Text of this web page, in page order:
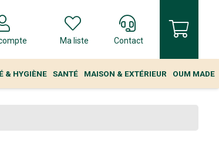
Ma liste Contact
& HYGIÈNE SANTÉ MAISON & EXTÉRIEUR OUM MADE